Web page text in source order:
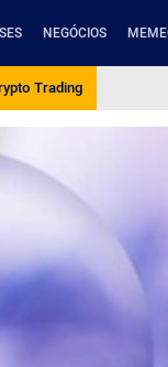
NEGÓCIOS
Trading